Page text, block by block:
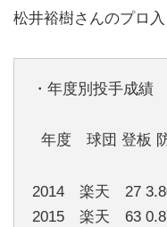
松井裕樹さんのプロ
・年度別投手成績
年度 球団 登板
2014 楽天 27
2015 楽天 63